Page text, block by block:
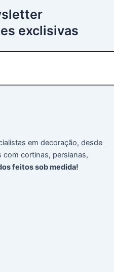
exclisivas
em decoração, desde
com cortinas, persianas,
feitos sob medida!